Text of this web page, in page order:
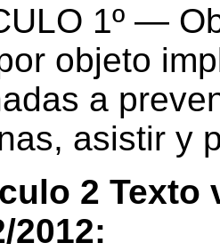
1º —
objeto
a
asistir y
2 Texto
2012: